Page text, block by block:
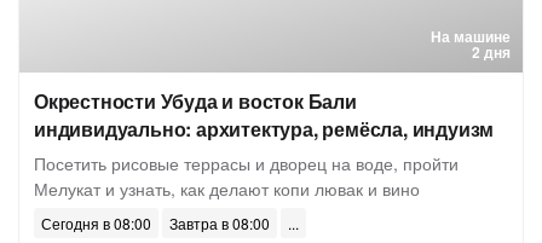
На машине
2 дня
Окрестности Убуда и восток Бали
индивидуально: архитектура, ремёсла, индуизм
Посетить рисовые террасы и дворец на воде, пройти
Мелукат и узнать, как делают копи лювак и вино
Сегодня в 08:00 Завтра в 08:00